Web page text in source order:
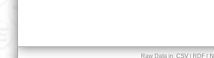
Raw Data in: CSV| RDF (